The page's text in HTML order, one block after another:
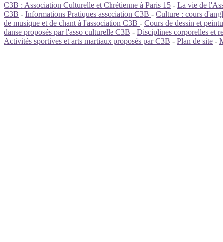
C3B : Association Culturelle et Chrétienne à Paris 15 - La vie de
C3B - Informations Pratiques association C3B - Culture : cours
de musique et de chant à l'association C3B - Cours de dessin et
danse proposés par l'asso culturelle C3B - Disciplines corporelles et
Activités sportives et arts martiaux proposés par C3B - Plan de site -